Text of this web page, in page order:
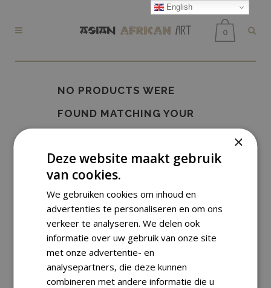
0
NO PRODUCTS WERE
FOUND MATCHING YOUR
English
×
Deze website maakt gebruik
van cookies.
We gebruiken cookies om inhoud en
advertenties te personaliseren en om ons
verkeer te analyseren. We delen ook
informatie over uw gebruik van onze site
met onze advertentie- en
analysepartners, die deze kunnen
combineren met andere informatie die u